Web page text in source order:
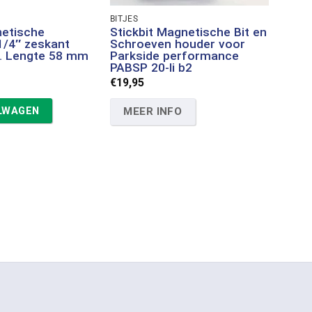
30 mm 45 mm 50 mm
4″ zeskant
Lengte 58 mm
BITJES
Stickbit Magnetische Bit en
Schroeven houder voor
Parkside performance
PABSP 20-li b2
€19,95
MEER INFO